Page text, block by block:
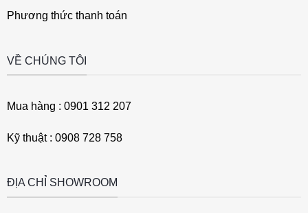
Phương thức thanh toán
VỀ CHÚNG TÔI
Mua hàng : 0901 312 207
Kỹ thuật : 0908 728 758
ĐỊA CHỈ SHOWROOM